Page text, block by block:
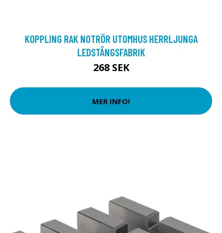
KOPPLING RAK NOTRÖR UTOMHUS HERRLJUNGA
LEDSTÅNGSFABRIK
268 SEK
MER INFO!